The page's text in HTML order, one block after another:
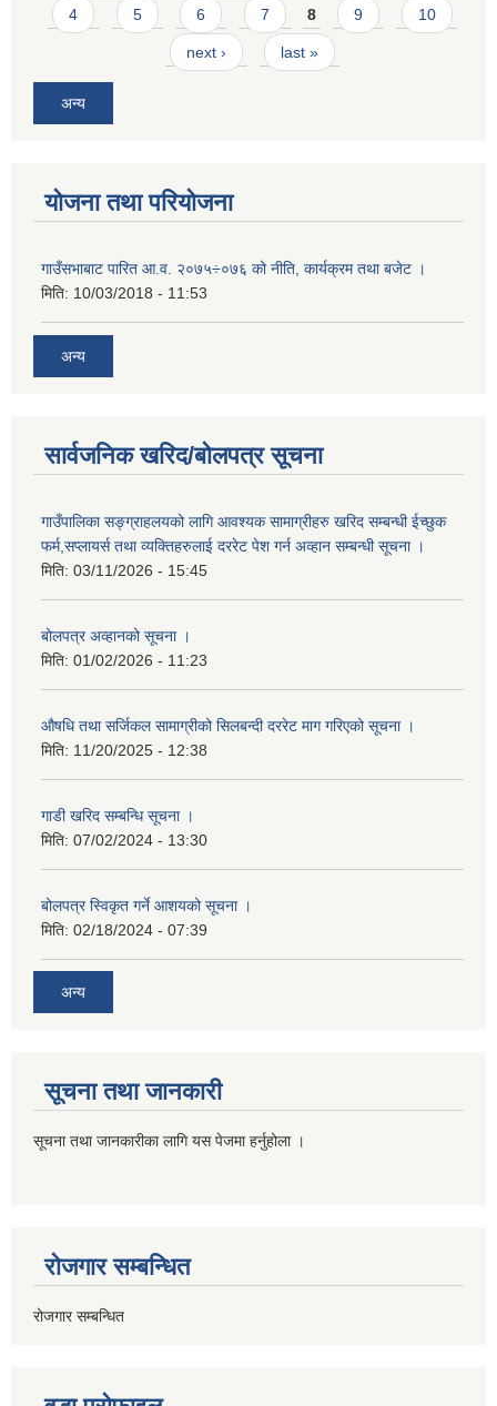
4 5 6 7 8 9 10
next › last »
अन्य
योजना तथा परियोजना
गाउँसभाबाट पारित आ.व. २०७५÷०७६ को नीति, कार्यक्रम तथा बजेट ।
मिति: 10/03/2018 - 11:53
अन्य
सार्वजनिक खरिद/बोलपत्र सूचना
गाउँपालिका सङ्ग्राहलयको लागि आवश्यक सामाग्रीहरु खरिद सम्बन्धी ईच्छुक
फर्म,सप्लायर्स तथा व्यक्तिहरुलाई दररेट पेश गर्न अव्हान सम्बन्धी सूचना ।
मिति: 03/11/2026 - 15:45
बोलपत्र अव्हानको सूचना ।
मिति: 01/02/2026 - 11:23
औषधि तथा सर्जिकल सामाग्रीको सिलबन्दी दररेट माग गरिएको सूचना ।
मिति: 11/20/2025 - 12:38
गाडी खरिद सम्बन्धि सूचना ।
मिति: 07/02/2024 - 13:30
बोलपत्र स्विकृत गर्ने आशयको सूचना ।
मिति: 02/18/2024 - 07:39
अन्य
सूचना तथा जानकारी
सूचना तथा जानकारीका लागि यस पेजमा हर्नुहोला ।
रोजगार सम्बन्धित
रोजगार सम्बन्धित